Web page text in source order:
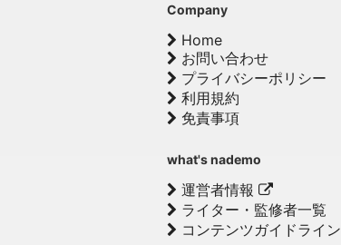
Company
Home
お問い合わせ
プライバシーポリシー
利用規約
免責事項
what's nademo
運営者情報
ライター・監修者一覧
コンテンツガイドライン